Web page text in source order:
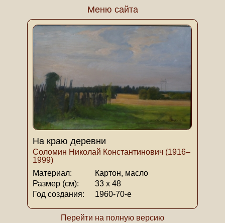
Меню сайта
На краю деревни
Соломин Николай Константинович (1916–
1999)
Материал:
Картон, масло
Размер (см):
33 х 48
Год создания:
1960-70-е
Перейти на полную версию